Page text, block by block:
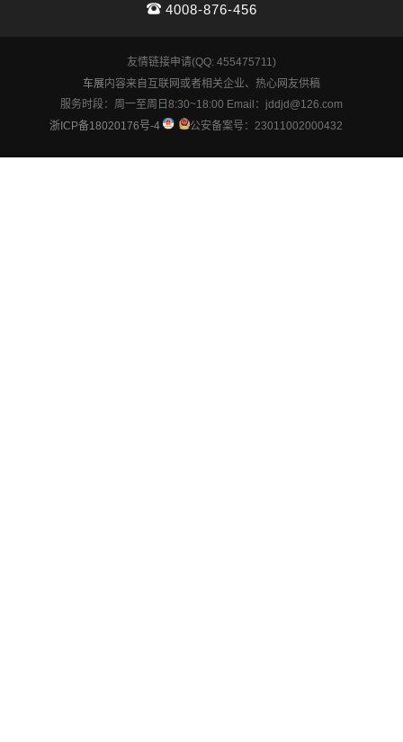
4008-876-456
友情链接申请(QQ: 455475711)
车展内容来自互联网或者相关企业、热心网友供稿
服务时段：周一至周日8:30~18:00 Email：jddjd@126.com
浙ICP备18020176号-4
公安备案号：23011002000432